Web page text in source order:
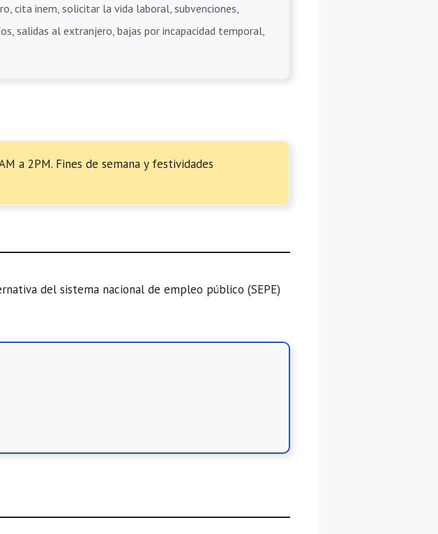
cita inem, solicitar la vida laboral, subvenciones,
salidas al extranjero, bajas por incapacidad temporal,
a 2PM. Fines de semana y festividades
del sistema nacional de empleo público (SEPE)